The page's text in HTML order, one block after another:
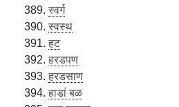
स्वर्ग
स्वस्थ
हट
हरडपण
हरडसाण
हाडां बळ